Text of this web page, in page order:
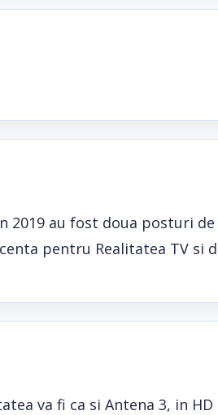
2019 au fost doua posturi
pentru Realitatea TV si
va fi ca si Antena 3, in